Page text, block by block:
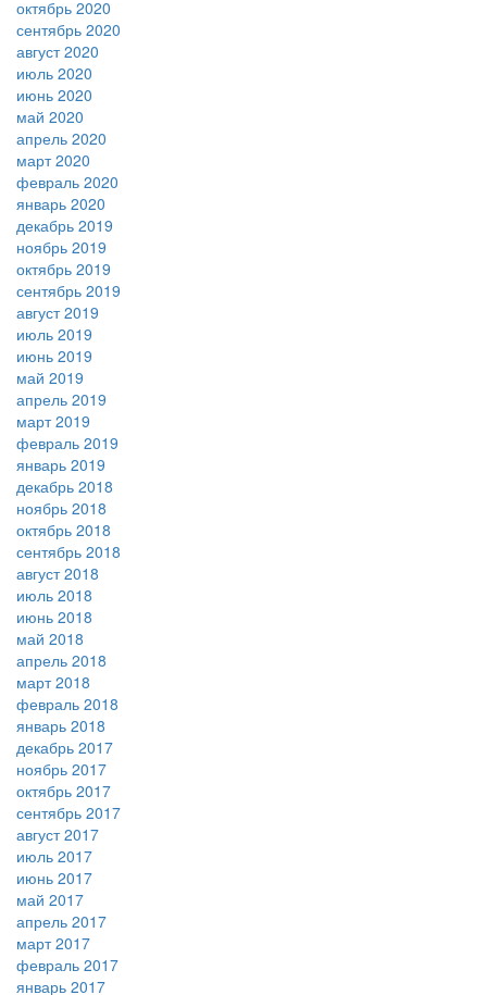
октябрь 2020
сентябрь 2020
август 2020
июль 2020
июнь 2020
май 2020
апрель 2020
март 2020
февраль 2020
январь 2020
декабрь 2019
ноябрь 2019
октябрь 2019
сентябрь 2019
август 2019
июль 2019
июнь 2019
май 2019
апрель 2019
март 2019
февраль 2019
январь 2019
декабрь 2018
ноябрь 2018
октябрь 2018
сентябрь 2018
август 2018
июль 2018
июнь 2018
май 2018
апрель 2018
март 2018
февраль 2018
январь 2018
декабрь 2017
ноябрь 2017
октябрь 2017
сентябрь 2017
август 2017
июль 2017
июнь 2017
май 2017
апрель 2017
март 2017
февраль 2017
январь 2017